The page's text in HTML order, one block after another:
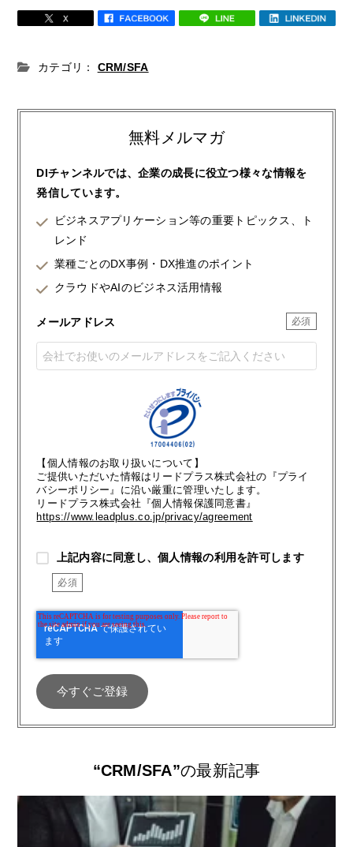
カテゴリ： CRM/SFA
無料メルマガ
DIチャンネルでは、企業の成長に役立つ様々な情報を
発信しています。
ビジネスアプリケーション等の重要トピックス、ト
レンド
業種ごとのDX事例・DX推進のポイント
クラウドやAIのビジネス活用情報
メールアドレス
【個人情報のお取り扱いについて】
ご提供いただいた情報はリードプラス株式会社の『プライ
バシーポリシー』に沿い厳重に管理いたします。
リードプラス株式会社『個人情報保護同意書』
https://www.leadplus.co.jp/privacy/agreement
上記内容に同意し、個人情報の利用を許可します
“CRM/SFA”の最新記事